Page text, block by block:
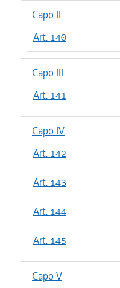
Capo II
Art. 140
Capo III
Art. 141
Capo IV
Art. 142
Art. 143
Art. 144
Art. 145
Capo V